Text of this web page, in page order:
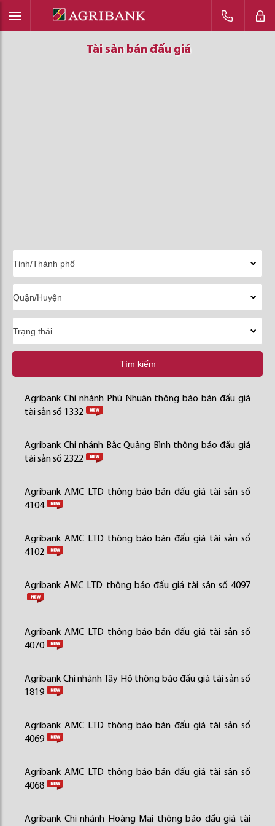
Tài sản bán đấu giá
Tài sản bán đấu giá
Tài sản bán đấu giá
Tìm kiếm
Agribank Chi nhánh Phú Nhuận thông báo bán đấu giá
tài sản số 1332
Agribank Chi nhánh Bắc Quảng Bình thông báo đấu giá
tài sản số 2322
Agribank AMC LTD thông báo bán đấu giá tài sản số
4104
Agribank AMC LTD thông báo bán đấu giá tài sản số
4102
Agribank AMC LTD thông báo đấu giá tài sản số 4097
Agribank AMC LTD thông báo bán đấu giá tài sản số
4070
Agribank Chi nhánh Tây Hồ thông báo đấu giá tài sản số
1819
Agribank AMC LTD thông báo bán đấu giá tài sản số
4069
Agribank AMC LTD thông báo bán đấu giá tài sản số
4068
Agribank Chi nhánh Hoàng Mai thông báo đấu giá tài